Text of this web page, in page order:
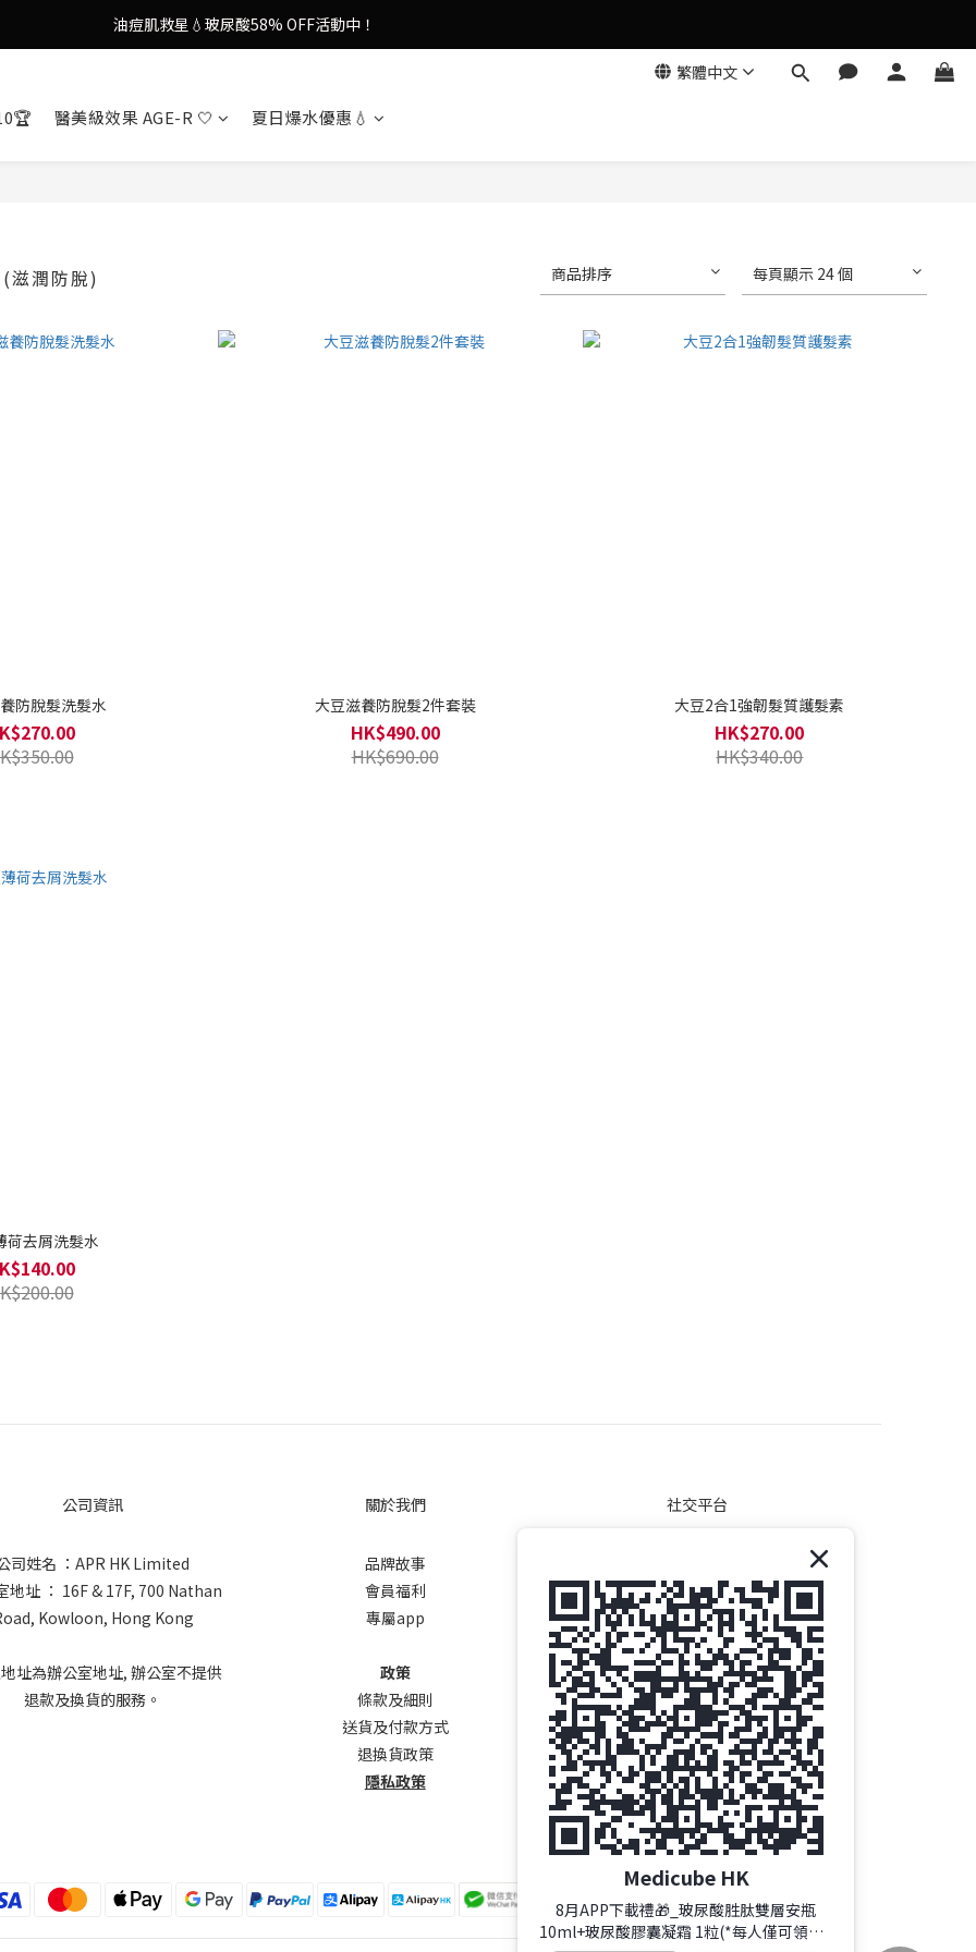
9in1多功能美容儀🌸護膚效果UP！
油痘肌救星💧玻尿酸58% OFF活動中！
9in1多功能美容儀🌸護膚效果UP！
繁體中文
醫美級效果 AGE-R 🤍 夏日爆水優惠💧
滋潤防脫) 商品排序 每頁顯示 24 個
防脫髮洗髮水 大豆滋養防脫髮2件套裝
HK$490.00
HK$690.00
大豆2合1強韌髮質護髮素
HK$270.00
HK$340.00
荷去屑洗髮水
公司資訊
司姓名 ：APR HK Limited
地址 ： 16F & 17F, 700 Nathan
Kowloon, Hong Kong
址為辦公室地址, 辦公室不提供
退款及換貨的服務。
關於我們
品牌故事
會員福利
專屬app
政策
條款及細則
送貨及付款方式
退換貨政策
隱私政策
社交平台
Medicube HK
8月APP下載禮🎁_玻尿酸胜肽雙層安瓶
10ml+玻尿酸膠囊凝霜 1粒(*每人僅可領取1